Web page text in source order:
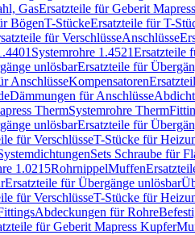
GasErsatzteile für Geberit
BögenT-StückeErsatzteile für T-
für VerschlüsseAnschlüsse
Systemrohre 1.4521Ersatzteile
unlösbarErsatzteile für
AnschlüsseKompensatoren
Dämmungen für Anschlüsse
ThermSystemrohre Therm
unlösbarErsatzteile für
für VerschlüsseT-Stücke für
Sets Schraube für
1.0215RohrnippelMuffen
Ersatzteile für Übergänge unlösbar
für VerschlüsseT-Stücke für
Abdeckungen für Rohre
für Geberit Mapress Kupfer